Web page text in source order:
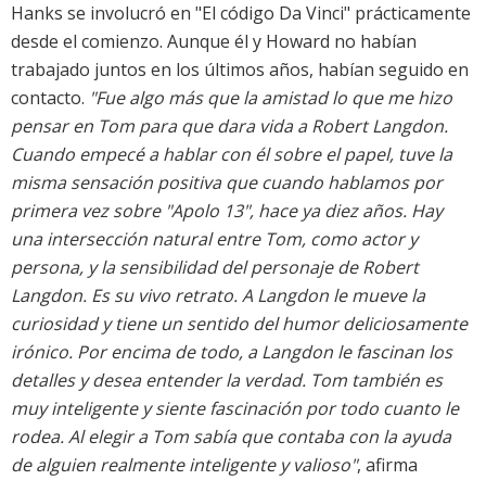
Hanks se involucró en "El código Da Vinci" prácticamente
desde el comienzo. Aunque él y Howard no habían
trabajado juntos en los últimos años, habían seguido en
contacto. "Fue algo más que la amistad lo que me hizo
pensar en Tom para que dara vida a Robert Langdon.
Cuando empecé a hablar con él sobre el papel, tuve la
misma sensación positiva que cuando hablamos por
primera vez sobre "Apolo 13", hace ya diez años. Hay
una intersección natural entre Tom, como actor y
persona, y la sensibilidad del personaje de Robert
Langdon. Es su vivo retrato. A Langdon le mueve la
curiosidad y tiene un sentido del humor deliciosamente
irónico. Por encima de todo, a Langdon le fascinan los
detalles y desea entender la verdad. Tom también es
muy inteligente y siente fascinación por todo cuanto le
rodea. Al elegir a Tom sabía que contaba con la ayuda
de alguien realmente inteligente y valioso", afirma